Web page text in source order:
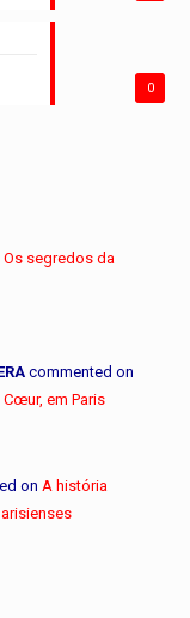
0
Os segredos da
commented on
em Paris
on A história